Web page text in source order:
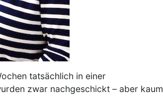
tatsächlich in einer
zwar nachgeschickt – aber kaum